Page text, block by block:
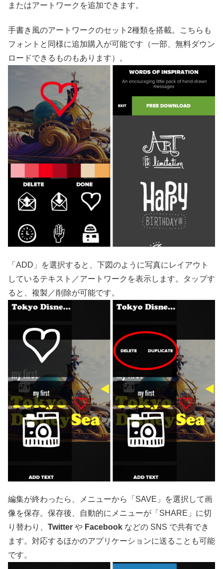
またはアートワークを追加できます。
手書き風のアートワークのセット2種類を搭載。こちらも
フォントと同様に追加購入が可能です（一部、無料ダウン
ロードできるものもあります）。
「ADD」を選択すると、下図のように写真にレイアウト
しているテキスト／アートワークを表示します。タップす
ると、複製／削除が可能です。
編集が終わったら、メニューから「SAVE」を選択して画
像を保存。保存後、自動的にメニューが「SHARE」に切
り替わり、 Twitter や Facebook などの SNS で共有でき
ます。対応するほかのアプリケーションに送ることも可能
です。